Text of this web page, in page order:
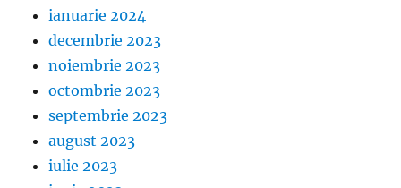
ianuarie 2024
decembrie 2023
noiembrie 2023
octombrie 2023
septembrie 2023
august 2023
iulie 2023